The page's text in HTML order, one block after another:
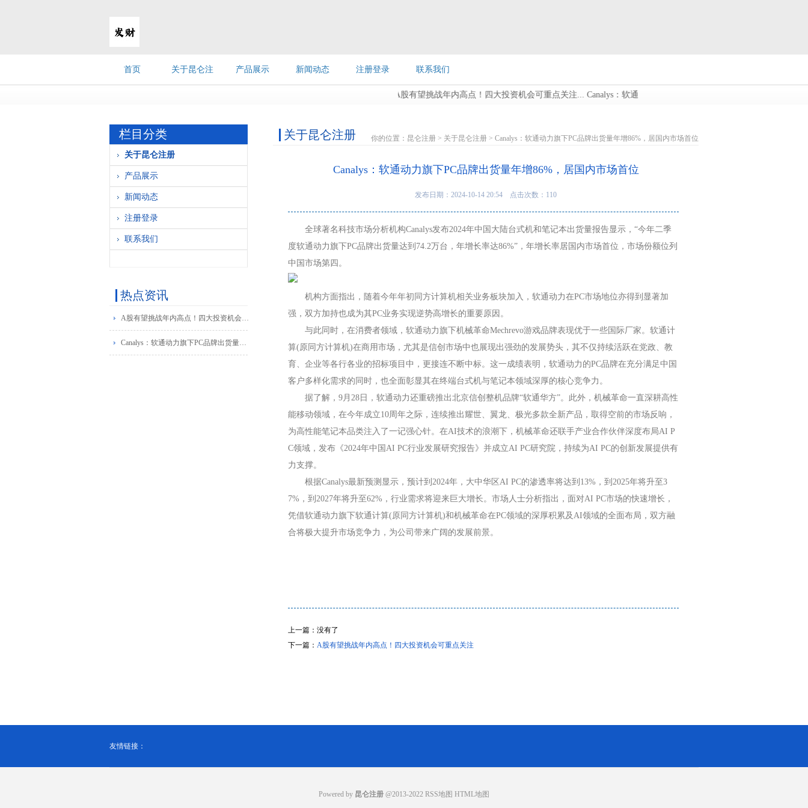
首页 关于昆仑注 产品展示 新闻动态 注册登录 联系我们
A股有望挑战年内高点！四大投资机会可重点关注... Canalys：软通动力旗下PC品牌出货量年增86%，居国内市场首
栏目分类
关于昆仑注册
产品展示
新闻动态
注册登录
联系我们
热点资讯
A股有望挑战年内高点！四大投资机会可重点关注
Canalys：软通动力旗下PC品牌出货量年增86%，居国内市场首位
关于昆仑注册 你的位置： 昆仑注册 > 关于昆仑注册 > Canalys：软通动力旗下PC品牌出货量年增86%，居国内市场首位
Canalys：软通动力旗下PC品牌出货量年增86%，居国内市场首位
发布日期：2024-10-14 20:54 点击次数：110
全球著名科技市场分析机构Canalys发布2024年中国大陆台式机和笔记本出货量报告显示，“今年二季
度软通动力旗下PC品牌出货量达到74.2万台，年增长率达86%”，年增长率居国内市场首位，市场份额位列
中国市场第四。
机构方面指出，随着今年年初同方计算机相关业务板块加入，软通动力在PC市场地位亦得到显著加
强，双方加持也成为其PC业务实现逆势高增长的重要原因。
与此同时，在消费者领域，软通动力旗下机械革命Mechrevo游戏品牌表现优于一些国际厂家。软通计
算(原同方计算机)在商用市场，尤其是信创市场中也展现出强劲的发展势头，其不仅持续活跃在党政、教
育、企业等各行各业的招标项目中，更接连不断中标。这一成绩表明，软通动力的PC品牌在充分满足中国
客户多样化需求的同时，也全面彰显其在终端台式机与笔记本领域深厚的核心竞争力。
据了解，9月28日，软通动力还重磅推出北京信创整机品牌“软通华方”。此外，机械革命一直深耕高性
能移动领域，在今年成立10周年之际，连续推出耀世、翼龙、极光多款全新产品，取得空前的市场反响，
为高性能笔记本品类注入了一记强心针。在AI技术的浪潮下，机械革命还联手产业合作伙伴深度布局AI P
C领域，发布《2024年中国AI PC行业发展研究报告》并成立AI PC研究院，持续为AI PC的创新发展提供有
力支撑。
根据Canalys最新预测显示，预计到2024年，大中华区AI PC的渗透率将达到13%，到2025年将升至3
7%，到2027年将升至62%，行业需求将迎来巨大增长。市场人士分析指出，面对AI PC市场的快速增长，
凭借软通动力旗下软通计算(原同方计算机)和机械革命在PC领域的深厚积累及AI领域的全面布局，双方融
合将极大提升市场竞争力，为公司带来广阔的发展前景。
上一篇：没有了
下一篇： A股有望挑战年内高点！四大投资机会可重点关注
友情链接：
Powered by 昆仑注册 @2013-2022 RSS地图 HTML地图